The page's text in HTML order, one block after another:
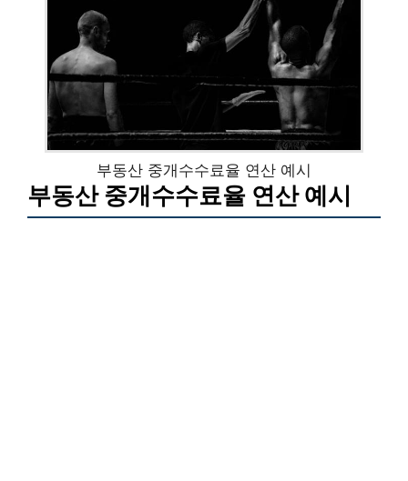
부동산 중개수수료율 연산 예시
부동산 중개수수료율 연산 예시